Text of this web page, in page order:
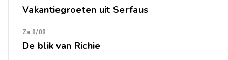
Vakantiegroeten uit Serfaus
Za 8/08
De blik van Richie